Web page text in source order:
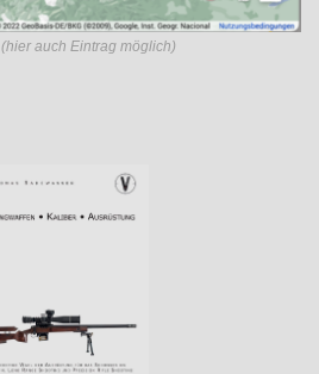
(hier auch Eintrag möglich)